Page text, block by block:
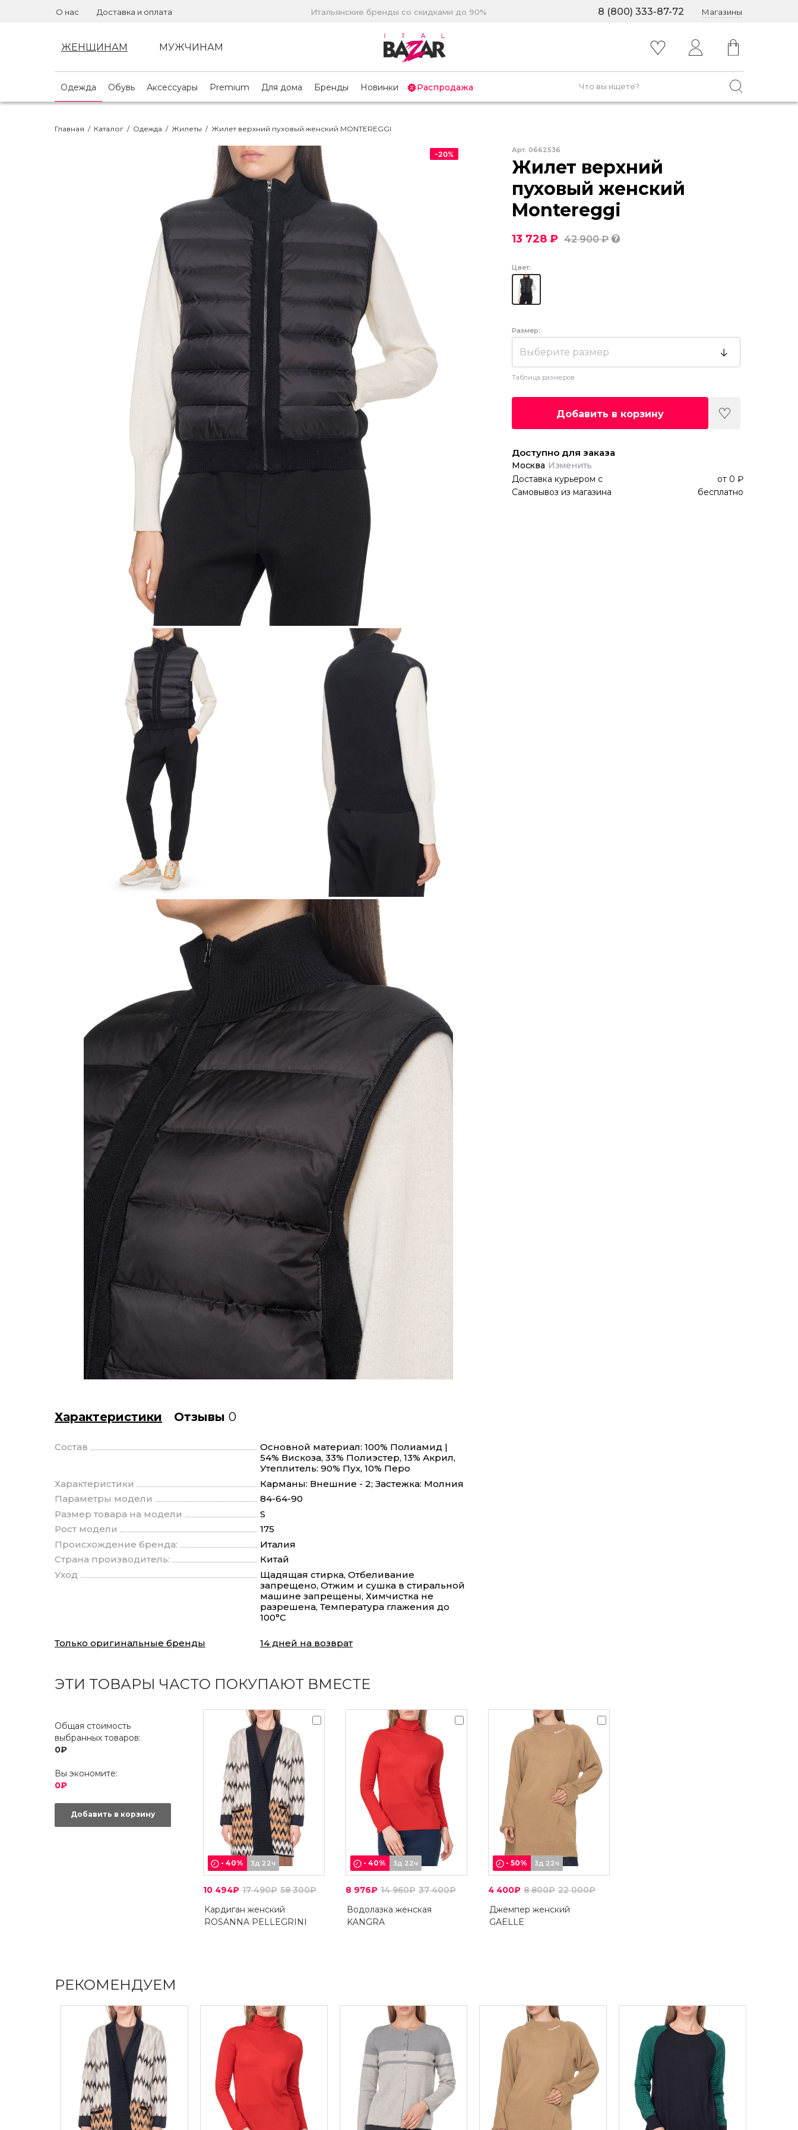
О нас Доставка и оплата Итальянские бренды со скидками до 90% 8 (800) 333-87-72 Магазины
ЖЕНЩИНАМ МУЖЧИНАМ
Одежда Обувь Аксессуары Premium Для дома Бренды Новинки Распродажа
Главная / Каталог / Одежда / Жилеты / Жилет верхний пуховый женский MONTEREGGI
-20% Арт. 0662536
Жилет верхний
пуховый женский
Montereggi
13 728 ₽ 42 900 ₽
Цвет:
Размер:
Выберите размер
Таблица размеров
Добавить в корзину
Доступно для заказа
Москва Изменить
Доставка курьером с от 0 ₽
Самовывоз из магазина
бесплатно
Характеристики Отзывы 0
Состав
Основной материал: 100% Полиамид |
54% Вискоза, 33% Полиэстер, 13% Акрил,
Утеплитель: 90% Пух, 10% Перо
Характеристики
Карманы: Внешние - 2; Застежка: Молния
Параметры модели
84-64-90
Размер товара на модели
S
Рост модели
175
Происхождение бренда:
Италия
Страна производитель:
Китай
Уход
Щадящая стирка, Отбеливание
запрещено, Отжим и сушка в стиральной
машине запрещены, Химчистка не
разрешена, Температура глажения до
100°С
Только оригинальные бренды 14 дней на возврат
ЭТИ ТОВАРЫ ЧАСТО ПОКУПАЮТ ВМЕСТЕ
Общая стоимость
выбранных товаров:
0₽
Вы экономите:
0₽
Добавить в корзину
- 40% 3д 22ч
10 494₽ 17 490₽ 58 300₽
Кардиган женский
ROSANNA PELLEGRINI
- 40% 3д 22ч
8 976₽ 14 960₽ 37 400₽
Водолазка женская
KANGRA
- 50% 3д 22ч
4 400₽ 8 800₽ 22 000₽
Джемпер женский
GAELLE
РЕКОМЕНДУЕМ